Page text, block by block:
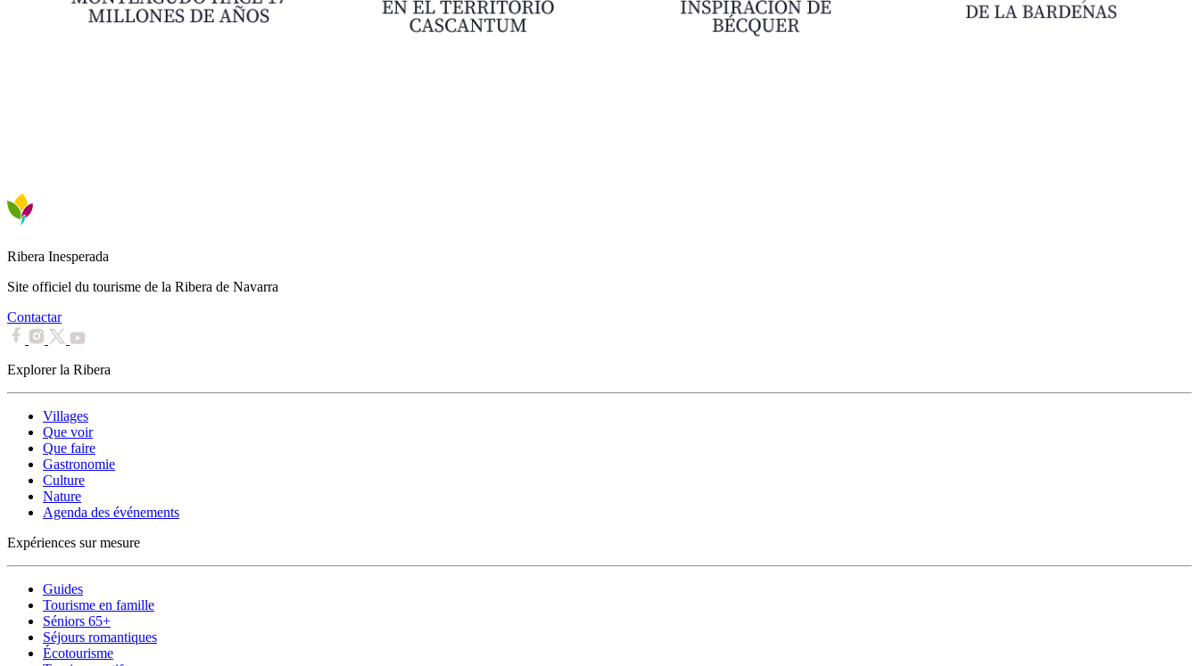
Ribera Inesperada
Site officiel du tourisme de la Ribera de Navarra
Contactar
Explorer la Ribera
Villages
Que voir
Que faire
Gastronomie
Culture
Nature
Agenda des événements
Expériences sur mesure
Guides
Tourisme en famille
Séniors 65+
Séjours romantiques
Écotourisme